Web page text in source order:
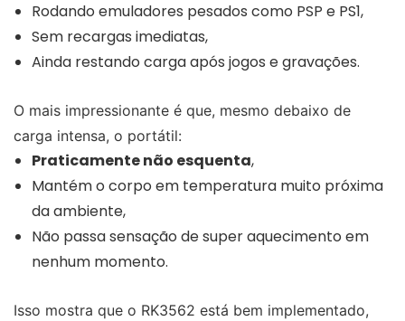
Rodando emuladores pesados como PSP e PS1,
Sem recargas imediatas,
Ainda restando carga após jogos e gravações.
O mais impressionante é que, mesmo debaixo de
carga intensa, o portátil:
Praticamente não esquenta,
Mantém o corpo em temperatura muito próxima
da ambiente,
Não passa sensação de super aquecimento em
nenhum momento.
Isso mostra que o RK3562 está bem implementado,